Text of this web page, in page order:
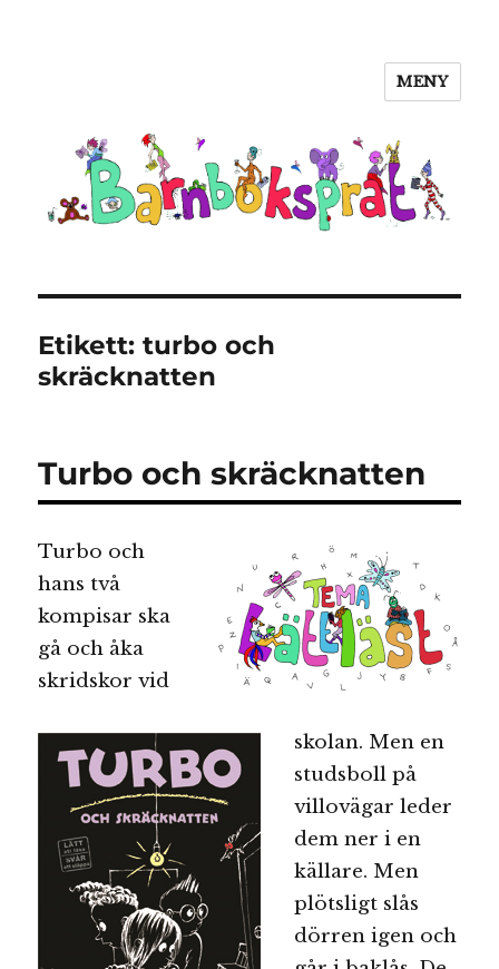
MENY
Etikett:turbo och
skräcknatten
Turbo och skräcknatten
Turbo och
hans två
kompisar ska
gå och åka
skridskor vid
skolan. Men en
studsboll på
villovägar leder
dem ner i en
källare. Men
plötsligt slås
dörren igen och